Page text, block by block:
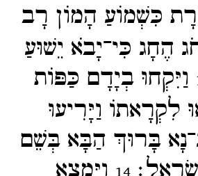
כִּשְׁמוֹעַ הָמוֹן רָב
הֶחָג כִּי־​יָבֹא יֵשׁוּעַ
וַיִּקְחוּ בְיָדָם כַּפּוֹת
לִקְרָאתוֹ וַיָּרִיעוּ
בָּרוּךְ הַבָּא בְּשֵׁם
וַיִּמְצָא